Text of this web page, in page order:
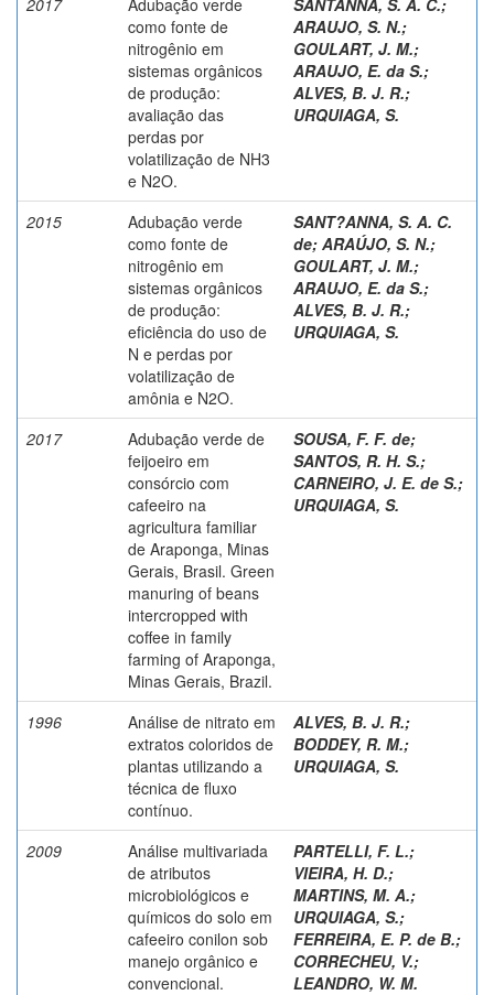
como fonte de
nitrogênio em
sistemas orgânicos
de produção:
avaliação das
perdas por
volatilização de NH3
e N2O.
ARAUJO, S. N.;
GOULART, J. M.;
ARAUJO, E. da S.;
ALVES, B. J. R.;
URQUIAGA, S.
2015
Adubação verde
como fonte de
nitrogênio em
sistemas orgânicos
de produção:
eficiência do uso de
N e perdas por
volatilização de
amônia e N2O.
SANT?ANNA, S. A. C.
de; ARAÚJO, S. N.;
GOULART, J. M.;
ARAUJO, E. da S.;
ALVES, B. J. R.;
URQUIAGA, S.
2017
Adubação verde de
feijoeiro em
consórcio com
cafeeiro na
agricultura familiar
de Araponga, Minas
Gerais, Brasil. Green
manuring of beans
intercropped with
coffee in family
farming of Araponga,
Minas Gerais, Brazil.
SOUSA, F. F. de;
SANTOS, R. H. S.;
CARNEIRO, J. E. de S.;
URQUIAGA, S.
1996
Análise de nitrato em
extratos coloridos de
plantas utilizando a
técnica de fluxo
contínuo.
ALVES, B. J. R.;
BODDEY, R. M.;
URQUIAGA, S.
2009
Análise multivariada
de atributos
microbiológicos e
químicos do solo em
cafeeiro conilon sob
manejo orgânico e
convencional.
PARTELLI, F. L.;
VIEIRA, H. D.;
MARTINS, M. A.;
URQUIAGA, S.;
FERREIRA, E. P. de B.;
CORRECHEU, V.;
LEANDRO, W. M.